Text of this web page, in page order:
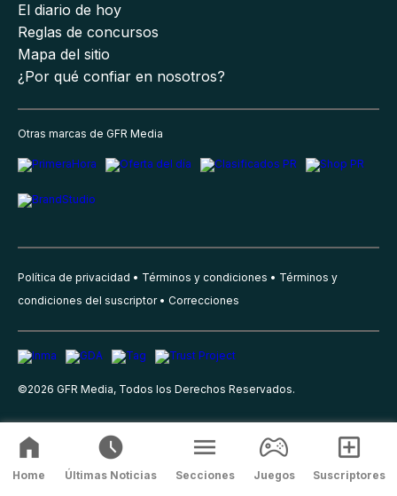
El diario de hoy
Reglas de concursos
Mapa del sitio
¿Por qué confiar en nosotros?
Otras marcas de GFR Media
Política de privacidad Términos y condiciones
Términos y
condiciones del suscriptor
Correcciones
©2026 GFR Media, Todos los Derechos Reservados.
Home Últimas Noticias Secciones Juegos Suscriptores